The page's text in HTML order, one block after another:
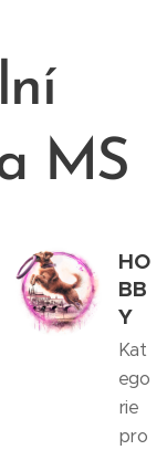
MS
HO
BB
Y
Kat
ego
rie
pro